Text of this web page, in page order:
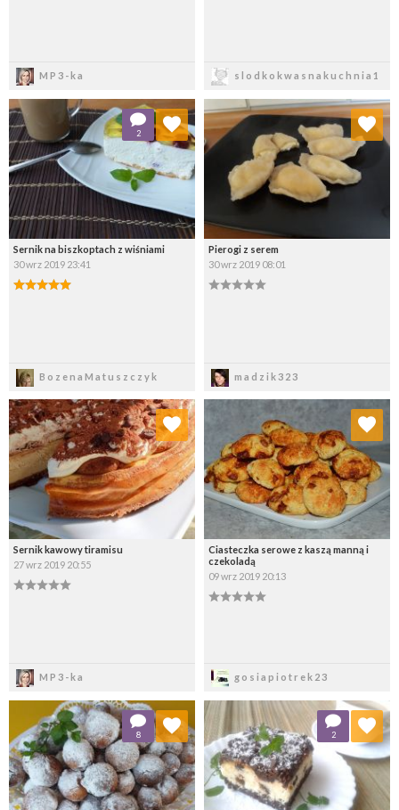
MP3-ka slodkokwasnakuchnia1
Sernik na biszkoptach z wiśniami
30 wrz 2019 23:41
BozenaMatuszczyk
2
Dodaj do ulubionych
Wybierz listę:
Pierogi z serem
30 wrz 2019 08:01
madzik323
Dodaj do ulubionych
Wybierz listę:
Sernik kawowy tiramisu
27 wrz 2019 20:55
MP3-ka
Dodaj do ulubionych
Wybierz listę:
Ciasteczka serowe z kaszą manną i
czekoladą
09 wrz 2019 20:13
gosiapiotrek23
Dodaj do ulubionych
Wybierz listę:
8
Dodaj do ulubionych
Wybierz listę:
2
Dodaj do ulubionych
Wybierz listę: